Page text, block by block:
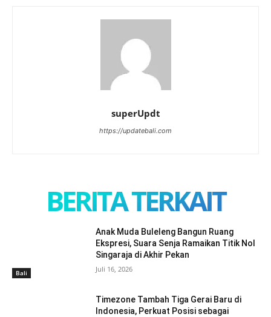
superUpdt
https://updatebali.com
BERITA TERKAIT
Bali
Anak Muda Buleleng Bangun Ruang
Ekspresi, Suara Senja Ramaikan Titik Nol
Singaraja di Akhir Pekan
Juli 16, 2026
Timezone Tambah Tiga Gerai Baru di
Indonesia, Perkuat Posisi sebagai